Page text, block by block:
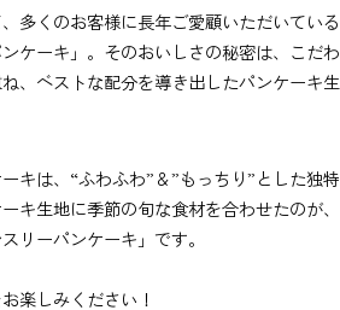
多くのお客様に長年ご愛顧いただいている
ケーキ」。そのおいしさの秘密は、こだわ
、ベストな配分を導き出したパンケーキ生
キは、“ふわふわ”＆”もっちり”とした独特
キ生地に季節の旬な食材を合わせたのが、
リーパンケーキ」です。
楽しみください！